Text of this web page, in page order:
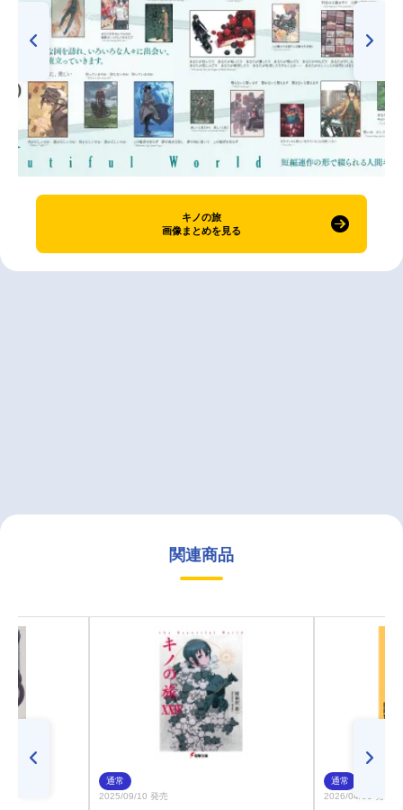
キノの旅
画像まとめを見る
関連商品
通常
2025/09/10 発売
通常
2026/04/03 発売